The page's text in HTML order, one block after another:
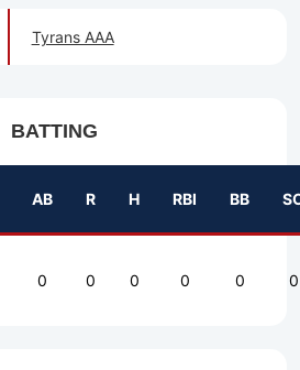
Tyrans AAA
BATTING
AB R H RBI BB
0 0 0 0 0 0